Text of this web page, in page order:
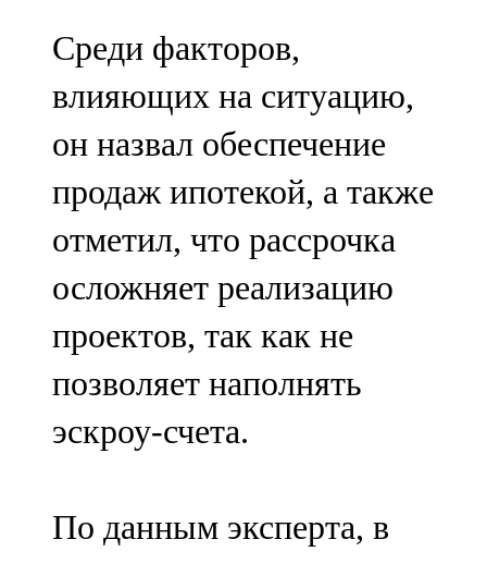
Чүпрәле
91,0 FM
Шәмәрдән
102,3 FM
Яңа чишмә
107,0 FM
Яр Чаллы
105,5 FM
Среди факторов,
влияющих на ситуацию,
он назвал обеспечение
продаж ипотекой, а также
отметил, что рассрочка
осложняет реализацию
проектов, так как не
позволяет наполнять
эскроу-счета.
По данным эксперта, в